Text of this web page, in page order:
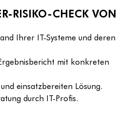
RISIKO-CHECK VON
Ihrer IT-Systeme und deren
mit konkreten
einsatzbereiten Lösung.
durch IT-Profis.